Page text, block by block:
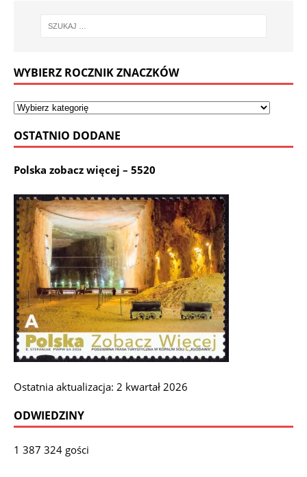
WYBIERZ ROCZNIK ZNACZKÓW
OSTATNIO DODANE
Polska zobacz więcej – 5520
Ostatnia aktualizacja: 2 kwartał 2026
ODWIEDZINY
1 387 324 gości